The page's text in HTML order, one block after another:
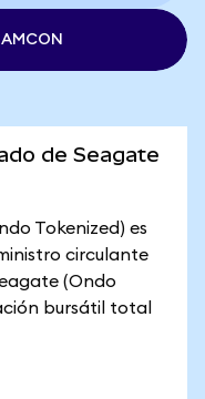
de Seagate
Tokenized) es
circulante
(Ondo
bursátil total